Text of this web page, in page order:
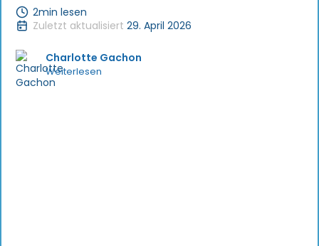
2min lesen
Zuletzt aktualisiert 29. April 2026
Charlotte Gachon
Weiterlesen